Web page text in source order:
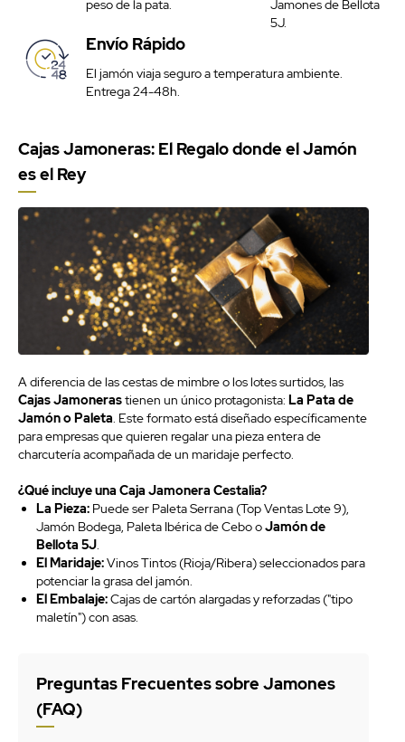
peso de la pata.
Jamones de Bellota
5J.
Envío Rápido
El jamón viaja seguro a temperatura ambiente.
Entrega 24-48h.
Cajas Jamoneras: El Regalo donde el Jamón
es el Rey
A diferencia de las cestas de mimbre o los lotes surtidos, las
Cajas Jamonerastienen un único protagonista: La Pata de
Jamón o Paleta. Este formato está diseñado específicamente
para empresas que quieren regalar una pieza entera de
charcutería acompañada de un maridaje perfecto.
¿Qué incluye una Caja Jamonera Cestalia?
La Pieza: Puede ser Paleta Serrana (Top Ventas Lote 9),
Jamón Bodega, Paleta Ibérica de Cebo oJamón de
Bellota 5J.
El Maridaje:Vinos Tintos (Rioja/Ribera) seleccionados para
potenciar la grasa del jamón.
El Embalaje:Cajas de cartón alargadas y reforzadas ("tipo
maletín") con asas.
Preguntas Frecuentes sobre Jamones
(FAQ)